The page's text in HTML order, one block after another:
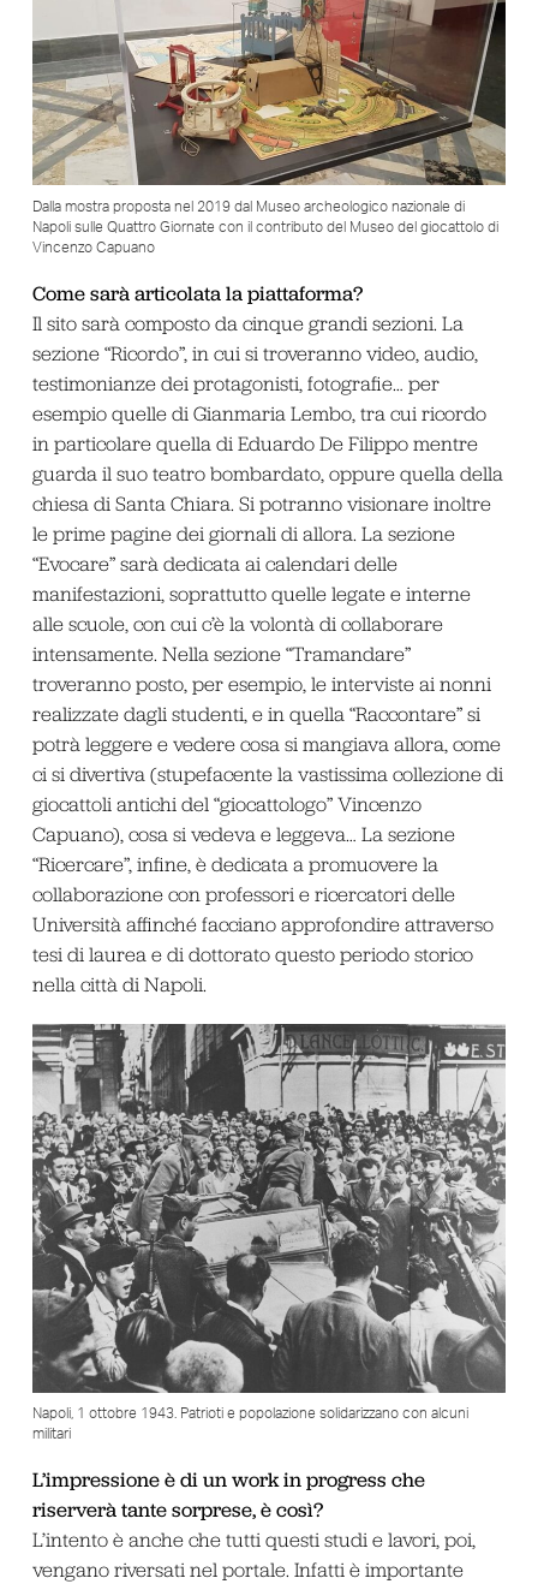
Dalla mostra proposta nel 2019 dal Museo archeologico nazionale di
Napoli sulle Quattro Giornate con il contributo del Museo del giocattolo di
Vincenzo Capuano
Come sarà articolata la piattaforma?
Il sito sarà composto da cinque grandi sezioni. La
sezione “Ricordo”, in cui si troveranno video, audio,
testimonianze dei protagonisti, fotografie… per
esempio quelle di Gianmaria Lembo, tra cui ricordo
in particolare quella di Eduardo De Filippo mentre
guarda il suo teatro bombardato, oppure quella della
chiesa di Santa Chiara. Si potranno visionare inoltre
le prime pagine dei giornali di allora. La sezione
“Evocare” sarà dedicata ai calendari delle
manifestazioni, soprattutto quelle legate e interne
alle scuole, con cui c’è la volontà di collaborare
intensamente. Nella sezione “Tramandare”
troveranno posto, per esempio, le interviste ai nonni
realizzate dagli studenti, e in quella “Raccontare” si
potrà leggere e vedere cosa si mangiava allora, come
ci si divertiva (stupefacente la vastissima collezione di
giocattoli antichi del “giocattologo” Vincenzo
Capuano), cosa si vedeva e leggeva… La sezione
“Ricercare”, infine, è dedicata a promuovere la
collaborazione con professori e ricercatori delle
Università affinché facciano approfondire attraverso
tesi di laurea e di dottorato questo periodo storico
nella città di Napoli.
Napoli, 1 ottobre 1943. Patrioti e popolazione solidarizzano con alcuni
militari
L’impressione è di un work in progress che
riserverà tante sorprese, è così?
L’intento è anche che tutti questi studi e lavori, poi,
vengano riversati nel portale. Infatti è importante